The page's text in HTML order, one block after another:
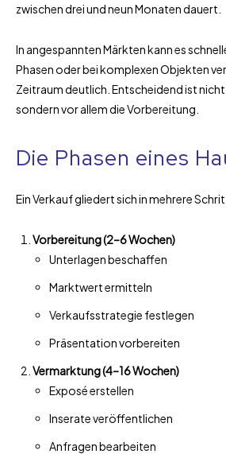
zwischen drei und neun Monaten dauert.
In angespannten Märkten kann es
Phasen oder bei komplexen Objekten
Zeitraum deutlich. Entscheidend ist
sondern vor allem die Vorbereitung.
Die Phasen eines
Ein Verkauf gliedert sich in mehrere
Vorbereitung (2–6 Wochen)
Unterlagen beschaffen
Marktwert ermitteln
Verkaufsstrategie festlegen
Präsentation vorbereiten
Vermarktung (4–16 Wochen)
Exposé erstellen
Inserate veröffentlichen
Anfragen bearbeiten